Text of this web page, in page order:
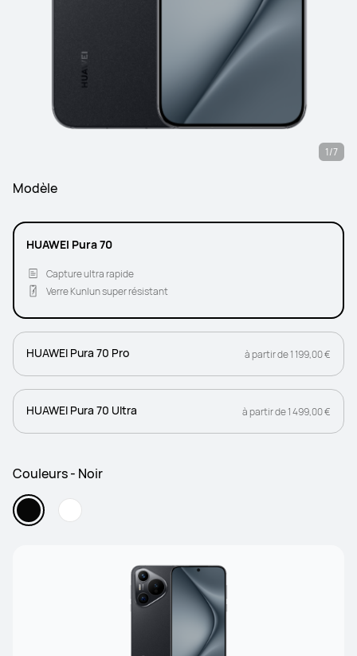
1/7
Modèle
HUAWEI Pura 70
Capture ultra rapide
Verre Kunlun super résistant
HUAWEI Pura 70 Pro à partir de 1 199,00 €
HUAWEI Pura 70 Ultra à partir de 1 499,00 €
Couleurs - Noir